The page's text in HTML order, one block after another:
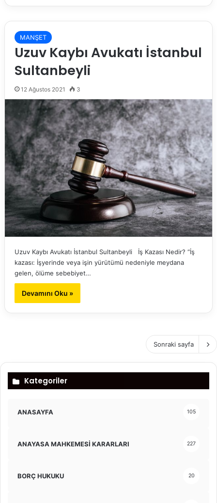
MANŞET
Uzuv Kaybı Avukatı İstanbul
Sultanbeyli
12 Ağustos 2021 3
Uzuv Kaybı Avukatı İstanbul Sultanbeyli İş Kazası Nedir? “İş
kazası: İşyerinde veya işin yürütümü nedeniyle meydana
gelen, ölüme sebebiyet…
Devamını Oku »
Sonraki sayfa
Kategoriler
ANASAYFA 105
ANAYASA MAHKEMESİ KARARLARI 227
BORÇ HUKUKU 20